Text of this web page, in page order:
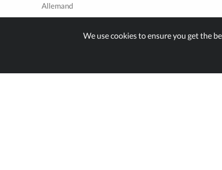
Allemand
Français
We use cookies to ensure you get the